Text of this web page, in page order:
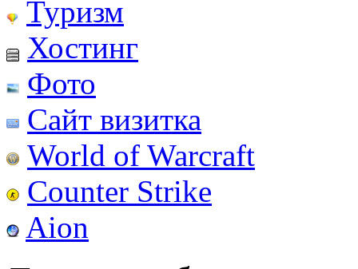
Туризм
Хостинг
Фото
Сайт визитка
World of Warcraft
Counter Strike
Aion